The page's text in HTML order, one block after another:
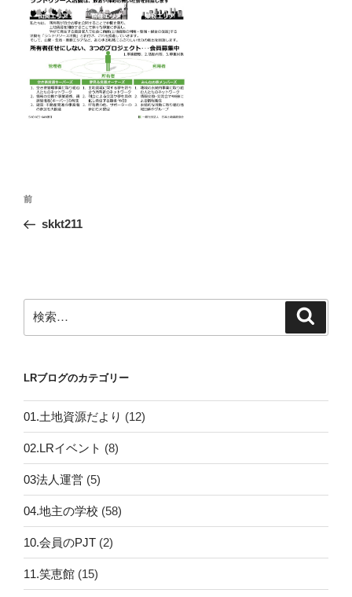
投
ナ
ー
シ
前
の
前
skkt211
索:
LRブログのカテゴリー
01.土地資源だより (12)
02.LRイベント (8)
03法人運営 (5)
04.地主の学校 (58)
10.会員のPJT (2)
11.笑恵館 (15)